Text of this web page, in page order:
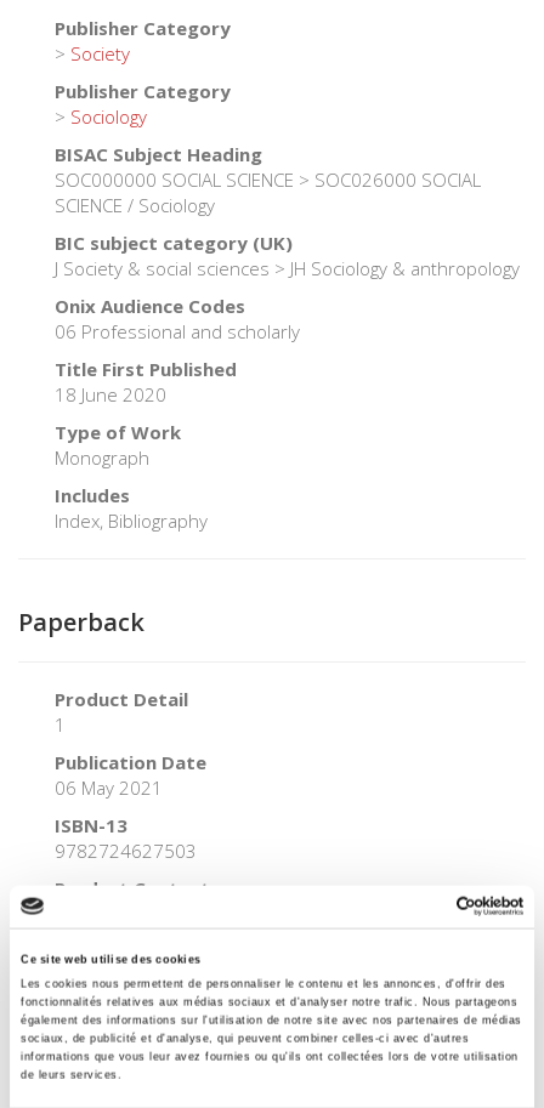
Ce site web utilise des cookies
Les cookies nous permettent de personnaliser le contenu et les annonces, d'offrir des
fonctionnalités relatives aux médias sociaux et d'analyser notre trafic. Nous partageons
également des informations sur l'utilisation de notre site avec nos partenaires de médias
sociaux, de publicité et d'analyse, qui peuvent combiner celles-ci avec d'autres
informations que vous leur avez fournies ou qu'ils ont collectées lors de votre utilisation
de leurs services.
Publisher Category
> Society
Publisher Category
> Sociology
BISAC Subject Heading
SOC000000 SOCIAL SCIENCE > SOC026000 SOCIAL
SCIENCE / Sociology
BIC subject category (UK)
J Society & social sciences > JH Sociology & anthropology
Onix Audience Codes
06 Professional and scholarly
Title First Published
18 June 2020
Type of Work
Monograph
Includes
Index, Bibliography
Paperback
Product Detail
1
Publication Date
06 May 2021
ISBN-13
9782724627503
Product Content
Extent
Main content page count : 328, Front matter page count
(Roman) : 328
Code
9782724627503